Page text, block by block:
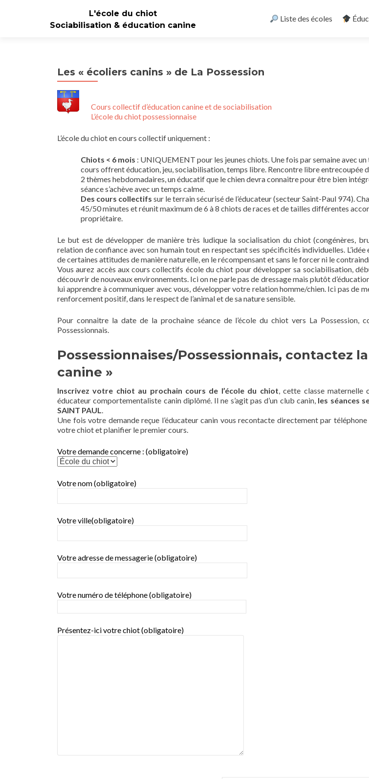
L'école du chiot
Sociabilisation & éducation canine
to Liste des écoles
Les « écoliers canins » de La Possession
Cours collectif d’éducation canine et de sociabilisation
L’école du chiot possessionnaise
L’école du chiot en cours collectif uniquement :
Chiots < 6 mois : UNIQUEMENT pour les jeunes chiots. Une fois par semaine avec un
cours offrent éducation, jeu, sociabilisation, temps libre. Rencontre libre entrecoupée
2 thèmes hebdomadaires, un éducatif que le chien devra connaitre pour être bien
séance s’achève avec un temps calme.
Des cours collectifs sur le terrain sécurisé de l’éducateur (secteur Saint-Paul 974).
45/50 minutes et réunit maximum de 6 à 8 chiots de races et de tailles différentes
propriétaire.
Le but est de développer de manière très ludique la socialisation du chiot (congénères,
relation de confiance avec son humain tout en respectant ses spécificités individuelles.
de certaines attitudes de manière naturelle, en le récompensant et sans le forcer ni le
Vous aurez accès aux cours collectifs école du chiot pour développer sa sociabilisation,
découvrir de nouveaux environnements. Ici on ne parle pas de dressage mais plutôt
lui apprendre à communiquer avec vous, développer votre relation homme/chien. Ici pas de
renforcement positif, dans le respect de l’animal et de sa nature sensible.
Pour connaitre la date de la prochaine séance de l’école du chiot vers La Possession,
Possessionnais.
Possessionnaises/Possessionnais, contactez
canine »
Inscrivez votre chiot au prochain cours de l’école du chiot, cette classe maternelle
éducateur comportementaliste canin diplômé. Il ne s’agit pas d’un club canin, les séances
SAINT PAUL.
Une fois votre demande reçue l’éducateur canin vous recontacte directement par
votre chiot et planifier le premier cours.
Votre demande concerne : (obligatoire)
Votre nom (obligatoire)
Votre ville(obligatoire)
Votre adresse de messagerie (obligatoire)
Votre numéro de téléphone (obligatoire)
Présentez-ici votre chiot (obligatoire)